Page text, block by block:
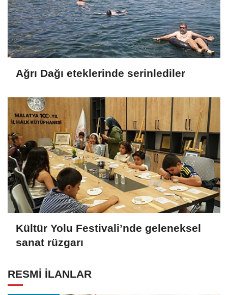
Ağrı Dağı eteklerinde serinlediler
Kültür Yolu Festivali’nde geleneksel
sanat rüzgarı
RESMİ İLANLAR